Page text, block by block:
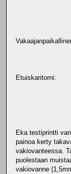
Etuiskaritorni:
Eka testiprintti
painoa kerty
vakiovanteessa.
puolestaan
vakiovanne